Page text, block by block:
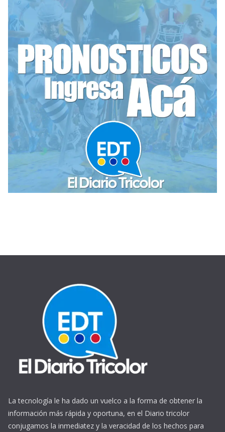
La tecnología le ha dado un vuelco a la forma de obtener la
información más rápida y oportuna, en el Diario tricolor
conjugamos la inmediatez y la veracidad de los hechos para